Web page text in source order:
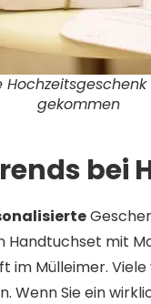
gekommen
Handtuchset mit
im Mülleimer.
Wenn Sie ein